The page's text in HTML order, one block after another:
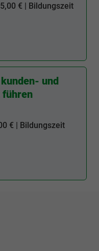
€ | Bildungszeit
und
€ | Bildungszeit